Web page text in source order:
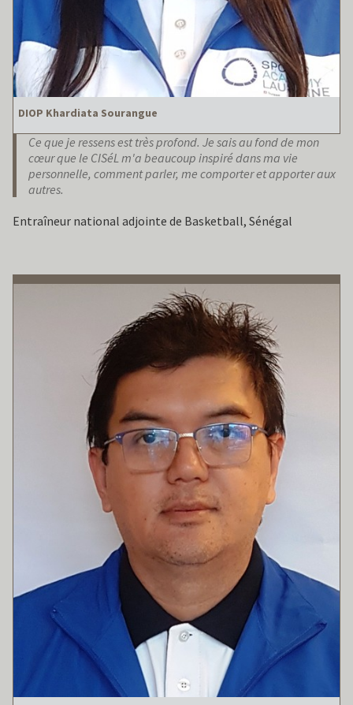
DIOP Khardiata Sourangue
Ce que je ressens est très profond. Je sais au fond de mon
cœur que le CISéL m'a beaucoup inspiré dans ma vie
personnelle, comment parler, me comporter et apporter aux
autres.
Entraîneur national adjointe de Basketball, Sénégal